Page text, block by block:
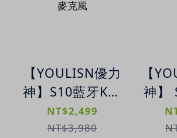
【YOULISN優力
神】S10藍牙K歌
音響 | 便攜式重
低音喇叭｜雙主
NT$2,499
NT$3,980
【
神】
響 |
牙